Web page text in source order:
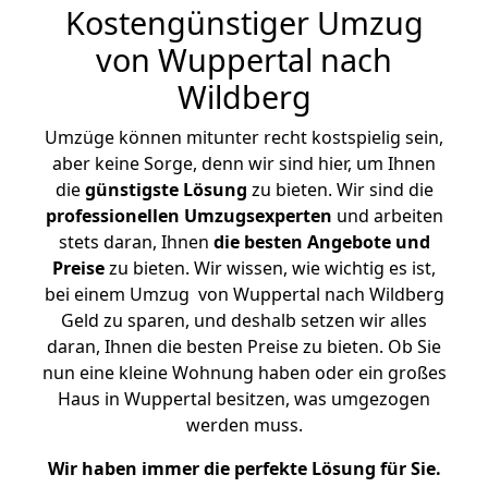
Kostengünstiger Umzug
von Wuppertal nach
Wildberg
Umzüge können mitunter recht kostspielig sein,
aber keine Sorge, denn wir sind hier, um Ihnen
diegünstigste Lösung zu bieten. Wir sind die
professionellen Umzugsexperten und arbeiten
stets daran, Ihnen die besten Angebote und
Preisezu bieten. Wir wissen, wie wichtig es ist,
bei einem Umzug von Wuppertal nach Wildberg
Geld zu sparen, und deshalb setzen wir alles
daran, Ihnen die besten Preise zu bieten. Ob Sie
nun eine kleine Wohnung haben oder ein großes
Haus in Wuppertal besitzen, was umgezogen
werden muss.
Wir haben immer die perfekte Lösung für Sie.